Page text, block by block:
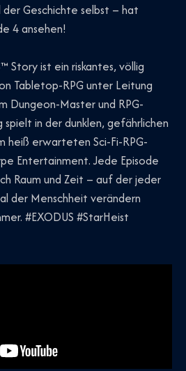
der Geschichte selbst – hat
4 ansehen!
Story ist ein riskantes, völlig
Tabletop-RPG unter Leitung
Dungeon-Master und RPG-
spielt in der dunklen, gefährlichen
heiß erwarteten Sci-Fi-RPG-
Entertainment. Jede Episode
Raum und Zeit – auf der jeder
der Menschheit verändern
#EXODUS #StarHeist